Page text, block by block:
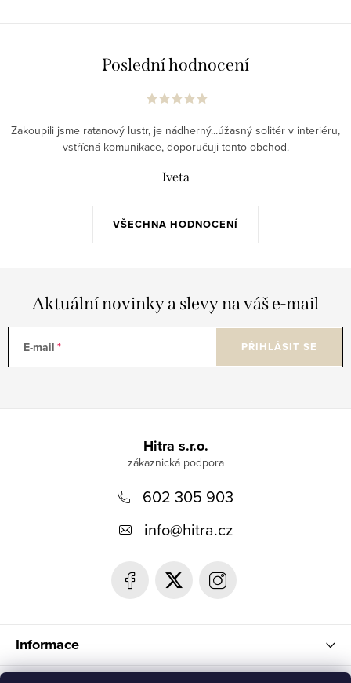
Poslední hodnocení
VŠECHNA HODNOCENÍ
Zakoupili jsme ratanový lustr, je nádherný...úžasný solitér v interiéru,
vstřícná komunikace, doporučuji tento obchod.
Iveta
Aktuální novinky a slevy na váš e-mail
E-mail PŘIHLÁSIT SE
Informace
Hitra s.r.o.
602 305 903
info@hitra.cz